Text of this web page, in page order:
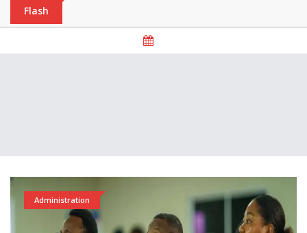
Flash
Administration